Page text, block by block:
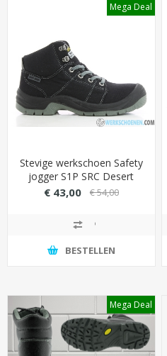
Mega Deal
Stevige werkschoen Safety
jogger S1P SRC Desert
met stalen beveiliging (olie-
€ 43,00 € 54,00
BESTELLEN
Mega Deal